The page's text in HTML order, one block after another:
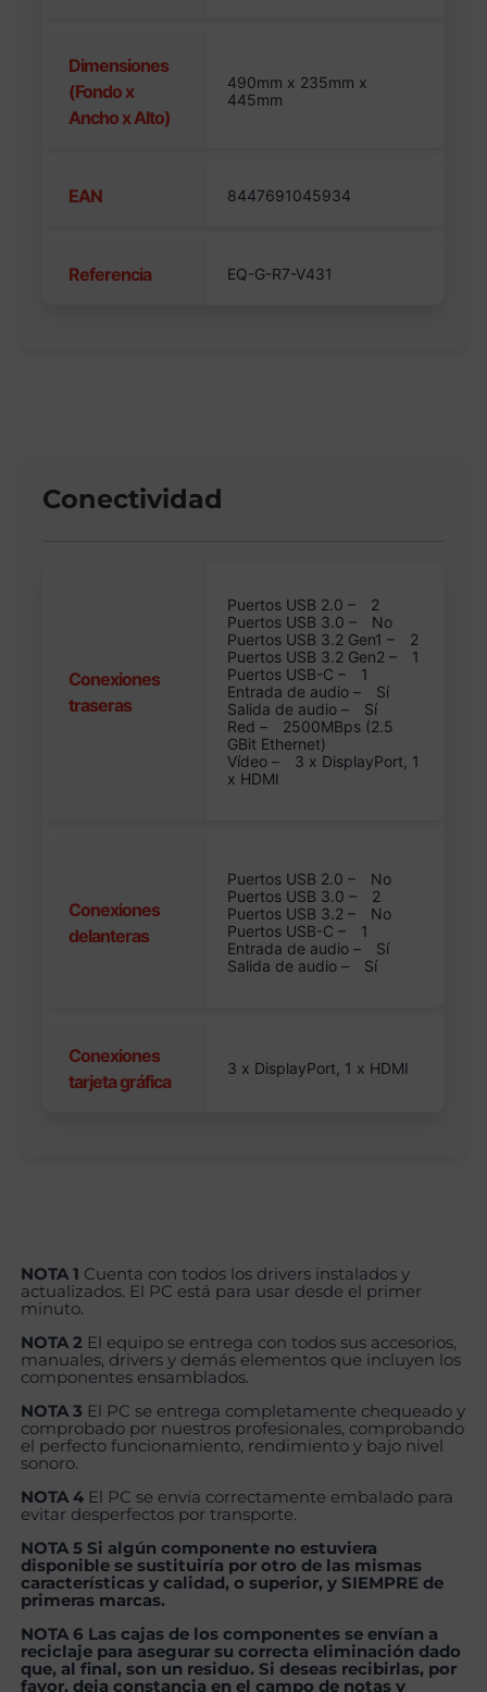
Dimensiones
(Fondo x
Ancho x Alto)
490mm x 235mm x
445mm
EAN 8447691045934
Referencia EQ-G-R7-V431
Conectividad
Conexiones
traseras
Puertos USB 2.0 –
2
Puertos USB 3.0 –
No
Puertos USB 3.2 Gen1 –
2
Puertos USB 3.2 Gen2 –
1
Puertos USB-C –
1
Entrada de audio –
Sí
Salida de audio –
Sí
Red –
2500MBps (2.5
GBit Ethernet)
Vídeo –
3 x DisplayPort, 1
x HDMI
Conexiones
delanteras
Puertos USB 2.0 –
No
Puertos USB 3.0 –
2
Puertos USB 3.2 –
No
Puertos USB-C –
1
Entrada de audio –
Sí
Salida de audio –
Sí
Conexiones
tarjeta gráfica
3 x DisplayPort, 1 x HDMI
NOTA 1 Cuenta con todos los drivers instalados y
actualizados. El PC está para usar desde el primer
minuto.
NOTA 2 El equipo se entrega con todos sus accesorios,
manuales, drivers y demás elementos que incluyen los
componentes ensamblados.
NOTA 3 El PC se entrega completamente chequeado y
comprobado por nuestros profesionales, comprobando
el perfecto funcionamiento, rendimiento y bajo nivel
sonoro.
NOTA 4 El PC se envía correctamente embalado para
evitar desperfectos por transporte.
NOTA 5 Si algún componente no estuviera
disponible se sustituiría por otro de las mismas
características y calidad, o superior, y SIEMPRE de
primeras marcas.
NOTA 6 Las cajas de los componentes se envían a
reciclaje para asegurar su correcta eliminación dado
que, al final, son un residuo. Si deseas recibirlas, por
favor, deja constancia en el campo de notas y